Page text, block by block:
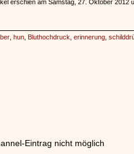
erschien am Samstag, 27. Oktober 2012
hun Bluthochdruck erinnerung
Eintrag nicht möglich